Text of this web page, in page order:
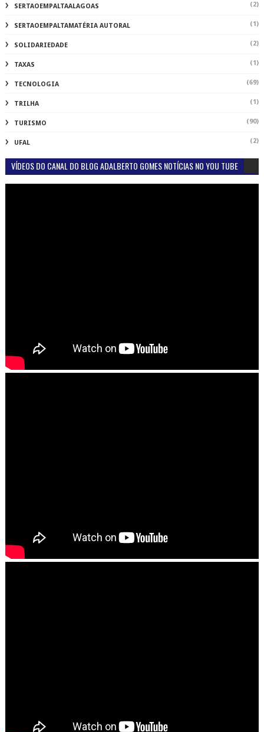
SERTAOEMPALTAALAGOAS (2)
SERTAOEMPALTAMATÉRIA AUTORAL (1)
SOLIDARIEDADE (2)
TAXAS (1)
TECNOLOGIA (69)
TRILHA (1)
TURISMO (90)
UFAL (2)
VÍDEOS DO CANAL DO BLOG ADALBERTO GOMES NOTÍCIAS NO YOU TUBE